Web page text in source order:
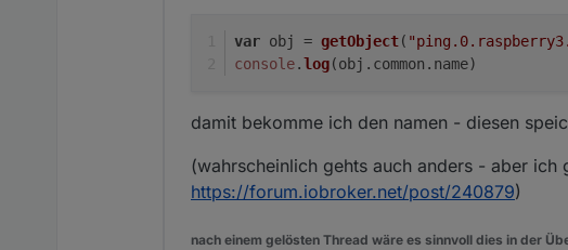
var obj = getObject(
console.log(obj. common . name)
damit bekomme ich den namen - diesen
(wahrscheinlich gehts auch anders - aber
https://forum.iobroker.net/post/240879)
nach einem gelösten Thread wäre es sinnvoll dies in der